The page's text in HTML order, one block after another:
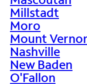
Millstadt
Moro
Mount
Nashville
New Baden
O'Fallon